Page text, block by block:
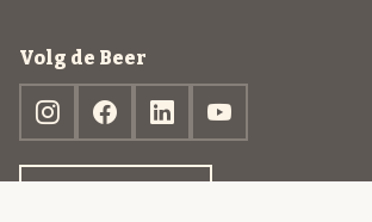
Volg de Beer